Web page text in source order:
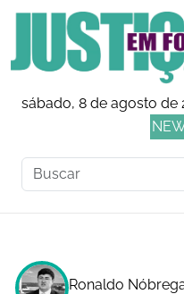
sábado, 8 de agosto de
Ronaldo